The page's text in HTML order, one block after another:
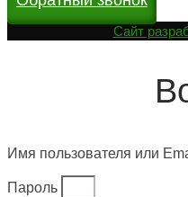
Cайт
Имя пользователя или
Пароль